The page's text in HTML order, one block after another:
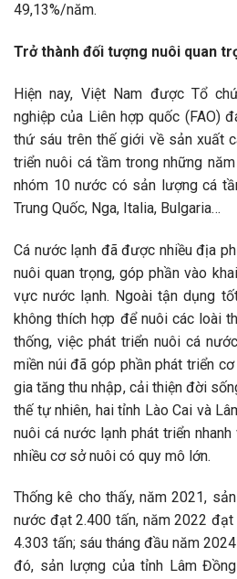
49,13%/năm.
Trở thành đối tượng nuôi quan
Hiện nay, Việt Nam được Tổ
nghiệp của Liên hợp quốc (FAO)
thứ sáu trên thế giới về sản xuất
triển nuôi cá tầm trong những
nhóm 10 nước có sản lượng cá
Trung Quốc, Nga, Italia, Bulgaria…
Cá nước lạnh đã được nhiều địa
nuôi quan trọng, góp phần vào
vực nước lạnh. Ngoài tận dụng
không thích hợp để nuôi các loài
thống, việc phát triển nuôi cá
miền núi đã góp phần phát triển
gia tăng thu nhập, cải thiện đời
thế tự nhiên, hai tỉnh Lào Cai và
nuôi cá nước lạnh phát triển
nhiều cơ sở nuôi có quy mô lớn.
Thống kê cho thấy, năm 2021,
nước đạt 2.400 tấn, năm 2022
4.303 tấn; sáu tháng đầu năm
đó, sản lượng của tỉnh Lâm